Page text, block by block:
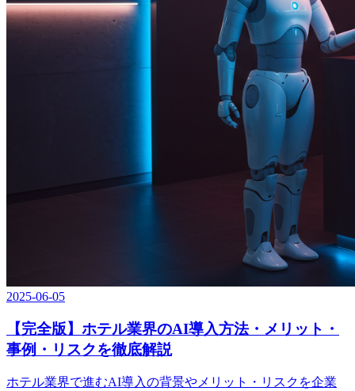
2025-06-05
【完全版】ホテル業界のAI導入方法・メリット・
事例・リスクを徹底解説
ホテル業界で進むAI導入の背景やメリット・リスクを企業